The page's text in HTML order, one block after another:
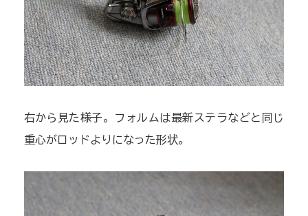
右から見た様子。フォルムは最新ステラなどと同じ
重心がロッドよりになった形状。